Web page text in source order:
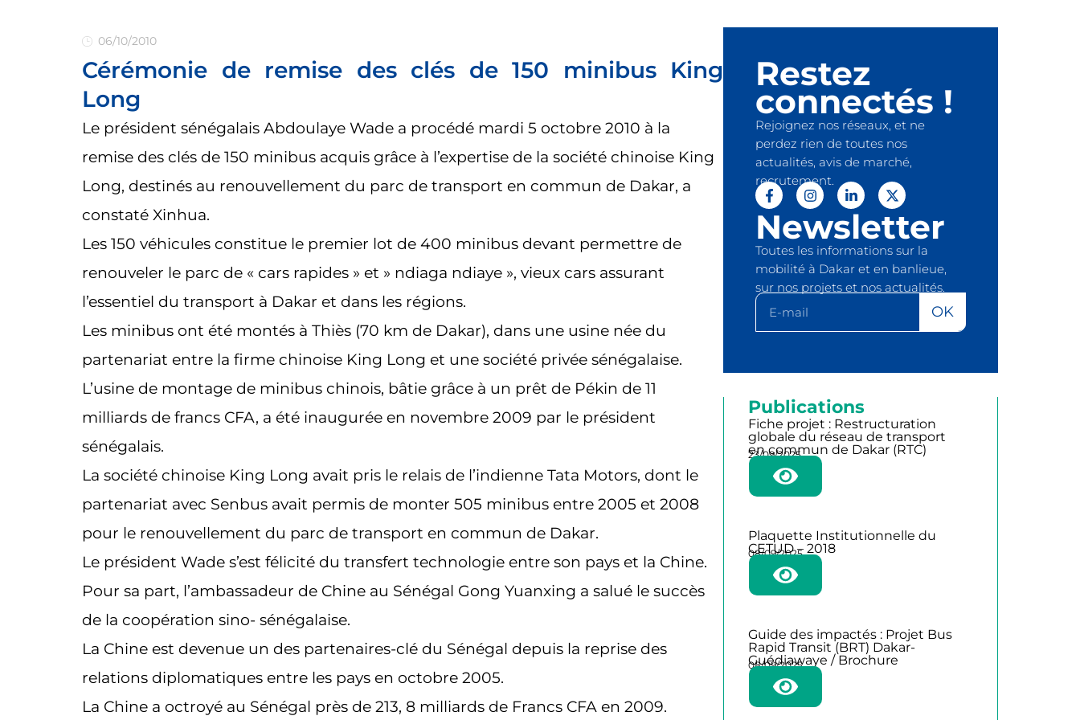
06/10/2010
Cérémonie de remise des clés de 150 minibus King
Long
Le président sénégalais Abdoulaye Wade a procédé mardi 5 octobre 2010 à la
remise des clés de 150 minibus acquis grâce à l’expertise de la société chinoise King
Long, destinés au renouvellement du parc de transport en commun de Dakar, a
constaté Xinhua.
Les 150 véhicules constitue le premier lot de 400 minibus devant permettre de
renouveler le parc de « cars rapides » et » ndiaga ndiaye », vieux cars assurant
l’essentiel du transport à Dakar et dans les régions.
Les minibus ont été montés à Thiès (70 km de Dakar), dans une usine née du
partenariat entre la firme chinoise King Long et une société privée sénégalaise.
L’usine de montage de minibus chinois, bâtie grâce à un prêt de Pékin de 11
milliards de francs CFA, a été inaugurée en novembre 2009 par le président
sénégalais.
La société chinoise King Long avait pris le relais de l’indienne Tata Motors, dont le
partenariat avec Senbus avait permis de monter 505 minibus entre 2005 et 2008
pour le renouvellement du parc de transport en commun de Dakar.
Le président Wade s’est félicité du transfert technologie entre son pays et la Chine.
Pour sa part, l’ambassadeur de Chine au Sénégal Gong Yuanxing a salué le succès
de la coopération sino- sénégalaise.
La Chine est devenue un des partenaires-clé du Sénégal depuis la reprise des
relations diplomatiques entre les pays en octobre 2005.
La Chine a octroyé au Sénégal près de 213, 8 milliards de Francs CFA en 2009.
Restez
connectés !
Rejoignez nos réseaux, et ne
perdez rien de toutes nos
actualités, avis de marché,
recrutement.
Newsletter
Toutes les informations sur la
mobilité à Dakar et en banlieue,
sur nos projets et nos actualités.
OK
Publications
Fiche projet : Restructuration
globale du réseau de transport
en commun de Dakar (RTC)
23/09/2025
Plaquette Institutionnelle du
CETUD – 2018
08/09/2025
Guide des impactés : Projet Bus
Rapid Transit (BRT) Dakar-
Guédiawaye / Brochure
08/09/2025